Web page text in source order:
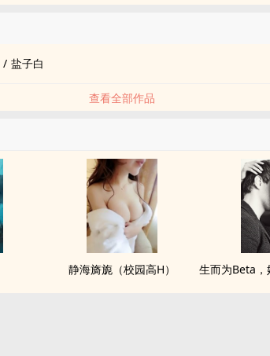
/ 盐子白
查看全部作品
静海旖旎（校园高H）